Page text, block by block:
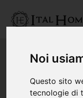
Noi
Questo sito
tecnologie di